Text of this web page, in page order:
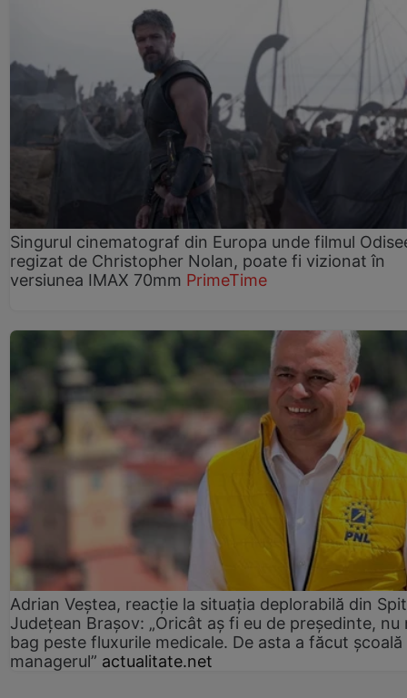
Singurul cinematograf din Europa unde filmul
regizat de Christopher Nolan, poate fi vizionat în
versiunea IMAX 70mm PrimeTime
Adrian Veștea, reacție la situația deplorabilă din
Județean Brașov: „Oricât aș fi eu de președinte, nu
bag peste fluxurile medicale. De asta a făcut școală
managerul” actualitate.net